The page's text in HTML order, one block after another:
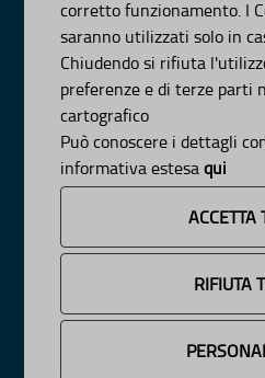
corretto funzionamento. I
saranno utilizzati solo in
Chiudendo si rifiuta
preferenze e di terze parti
cartografico
Può conoscere i dettagli
informativa estesaqui
ACCETTA
RIFIUTA
Organizzazione
Pianificazione
Programmazione
APPROFONDIMENTI
Osservazioni CNAPI
Sviluppo Sostenibile
Decarbonizzazione
Pianeta Pulito per Tutti
INFORMAZIONE
News